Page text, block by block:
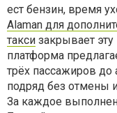
ест бензин, время
Alaman для
такси закрывает
платформа
трёх пассажиров до
подряд без отмены
За каждое